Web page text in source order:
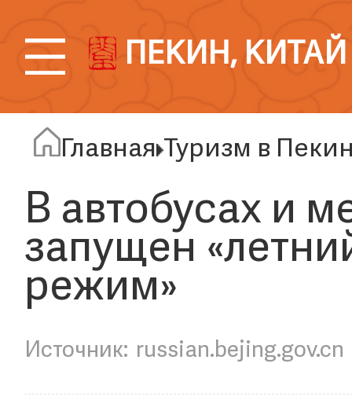
ПЕКИН, КИТАЙ
Главная Туризм в
В автобусах и
запущен
режим»
russian.bejing.gov.cn